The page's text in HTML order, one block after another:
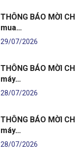
THÔNG BÁO MỜI
mua…
29/07/2026
THÔNG BÁO MỜI
máy…
28/07/2026
THÔNG BÁO MỜI
máy…
28/07/2026